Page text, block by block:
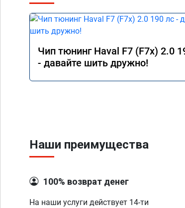
Чип тюнинг Haval F7 (F7x) 2.0
- давайте шить дружно!
Наши преимущества
100% возврат денег
На наши услуги действует 14-ти